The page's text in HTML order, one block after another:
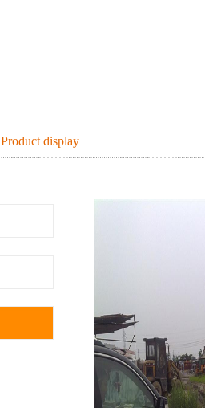
Product display